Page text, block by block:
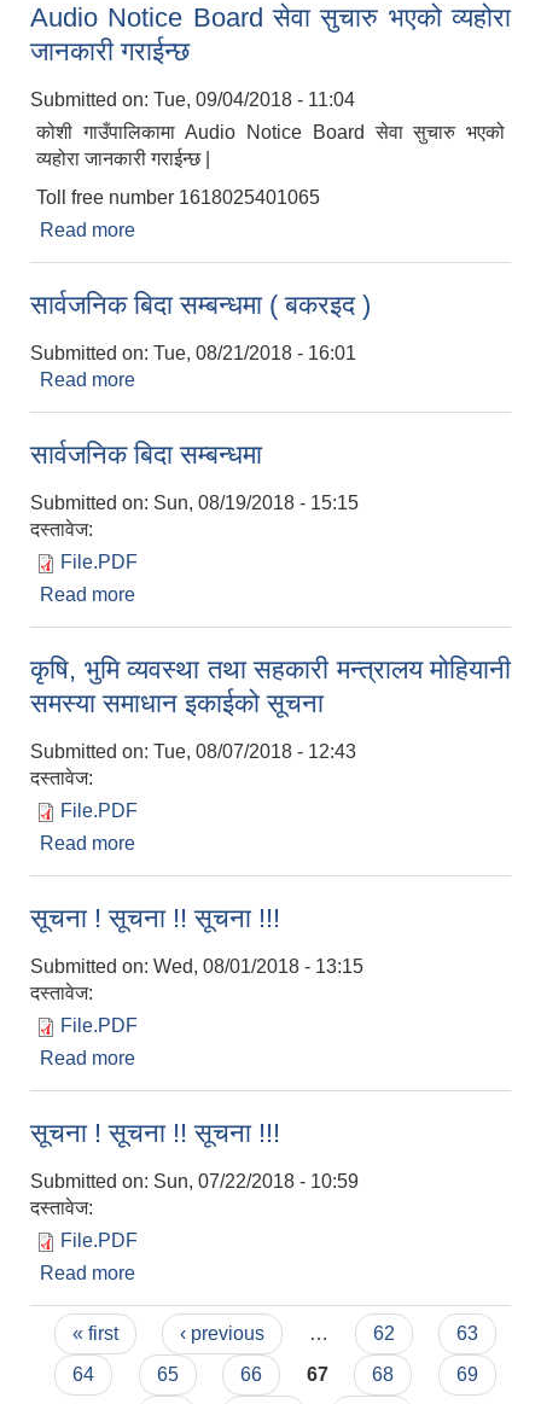
Audio Notice Board सेवा सुचारु भएको व्यहोरा
जानकारी गराईन्छ
Submitted on: Tue, 09/04/2018 - 11:04
कोशी गाउँपालिकामा Audio Notice Board सेवा सुचारु भएको
व्यहोरा जानकारी गराईन्छ |
Toll free number 1618025401065
Read more
सार्वजनिक बिदा सम्बन्धमा ( बकरइद )
Submitted on: Tue, 08/21/2018 - 16:01
Read more
सार्वजनिक बिदा सम्बन्धमा
Submitted on: Sun, 08/19/2018 - 15:15
दस्तावेज:
File.PDF
Read more
कृषि, भुमि व्यवस्था तथा सहकारी मन्त्रालय मोहियानी
समस्या समाधान इकाईको सूचना
Submitted on: Tue, 08/07/2018 - 12:43
दस्तावेज:
File.PDF
Read more
सूचना ! सूचना !! सूचना !!!
Submitted on: Wed, 08/01/2018 - 13:15
दस्तावेज:
File.PDF
Read more
सूचना ! सूचना !! सूचना !!!
Submitted on: Sun, 07/22/2018 - 10:59
दस्तावेज:
File.PDF
Read more
Pages
« first ‹ previous … 62
63
64
65 66 67 68 69